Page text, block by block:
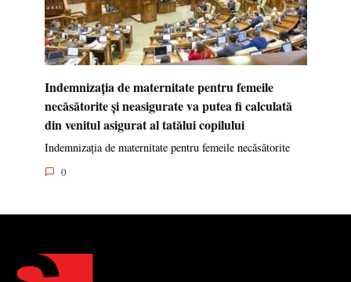
Indemnizația de maternitate pentru femeile
necăsătorite și neasigurate va putea fi calculată
din venitul asigurat al tatălui copilului
Indemnizația de maternitate pentru femeile necăsătorite
0